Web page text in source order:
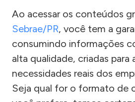
Ao acessar os conteúdos
Sebrae/PR, você tem a
consumindo informações
alta qualidade, criadas para
necessidades reais dos
Seja qual for o formato de